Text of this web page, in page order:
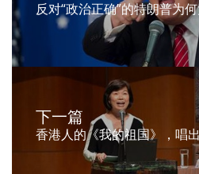
反对“政治正确”的特朗普为
下一篇
香港人的《我的祖国》，唱